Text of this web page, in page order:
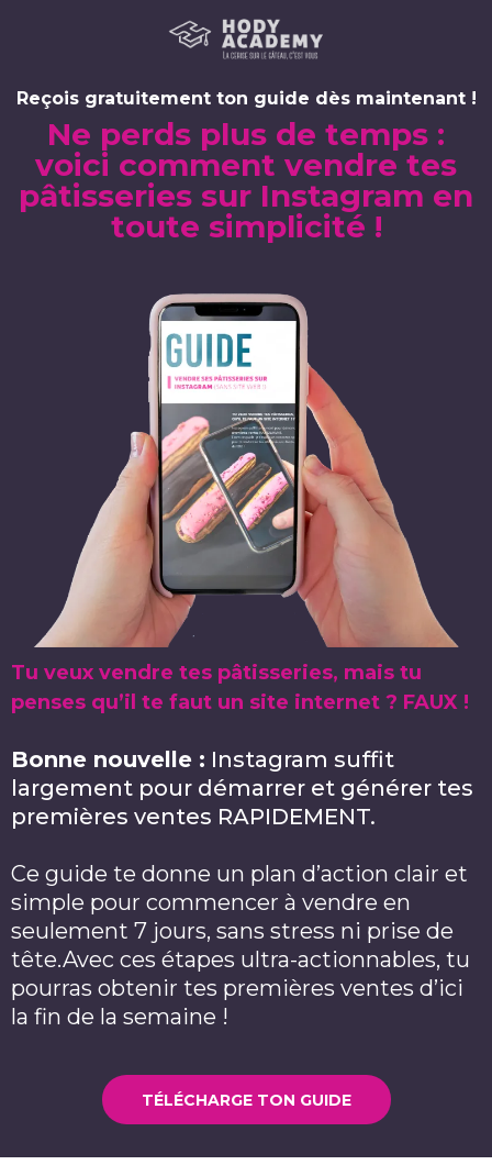
Reçois gratuitement ton guide dès maintenant !
Ne perds plus de temps :
voici comment vendre tes
pâtisseries sur Instagram en
toute simplicité !
Tu veux vendre tes pâtisseries, mais tu
penses qu’il te faut un site internet ? FAUX !
Bonne nouvelle : Instagram suffit
largement pour démarrer et générer tes
premières ventes RAPIDEMENT.
Ce guide te donne un plan d’action clair et
simple pour commencer à vendre en
seulement 7 jours, sans stress ni prise de
tête.Avec ces étapes ultra-actionnables, tu
pourras obtenir tes premières ventes d’ici
la fin de la semaine !
TÉLÉCHARGE TON GUIDE